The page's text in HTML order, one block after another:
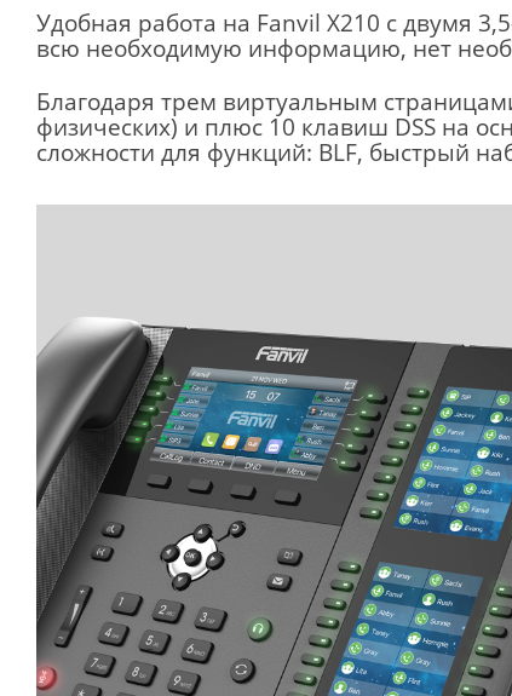
Удобная работа на Fanvil X210 с двумя
всю необходимую информацию, нет
Благодаря трем виртуальным
физических) и плюс 10 клавиш DSS на
сложности для функций: BLF, быстрый